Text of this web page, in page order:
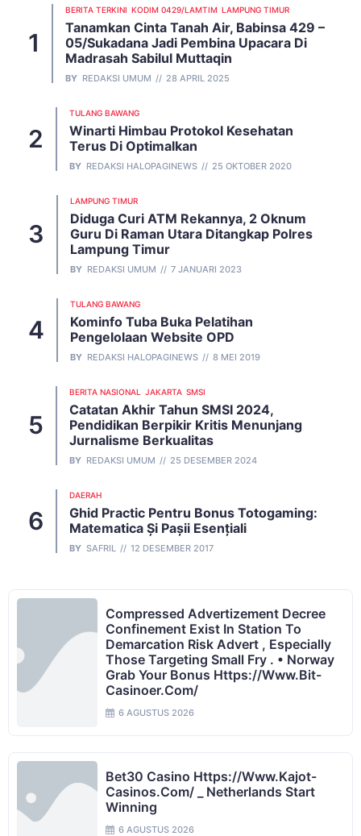
BERITA TERKINI KODIM 0429/LAMTIM LAMPUNG TIMUR
Tanamkan Cinta Tanah Air, Babinsa 429 –
05/Sukadana Jadi Pembina Upacara Di
Madrasah Sabilul Muttaqin
BY REDAKSI UMUM 28 APRIL 2025
TULANG BAWANG
Winarti Himbau Protokol Kesehatan
Terus Di Optimalkan
BY REDAKSI HALOPAGINEWS 25 OKTOBER 2020
LAMPUNG TIMUR
Diduga Curi ATM Rekannya, 2 Oknum
Guru Di Raman Utara Ditangkap Polres
Lampung Timur
BY REDAKSI UMUM 7 JANUARI 2023
TULANG BAWANG
Kominfo Tuba Buka Pelatihan
Pengelolaan Website OPD
BY REDAKSI HALOPAGINEWS 8 MEI 2019
BERITA NASIONAL JAKARTA SMSI
Catatan Akhir Tahun SMSI 2024,
Pendidikan Berpikir Kritis Menunjang
Jurnalisme Berkualitas
BY REDAKSI UMUM 25 DESEMBER 2024
DAERAH
Ghid Practic Pentru Bonus Totogaming:
Matematica Și Pașii Esențiali
BY SAFRIL 12 DESEMBER 2017
Compressed Advertizement Decree
Confinement Exist In Station To
Demarcation Risk Advert , Especially
Those Targeting Small Fry . • Norway
Grab Your Bonus Https://www.bit-
Casinoer.com/
6 AGUSTUS 2026
Bet30 Casino Https://www.kajot-
Casinos.com/ _ Netherlands Start
Winning
6 AGUSTUS 2026